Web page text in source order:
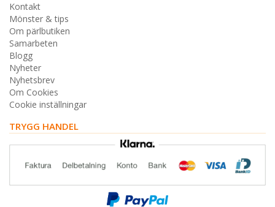
Kontakt
Mönster & tips
Om pärlbutiken
Samarbeten
Blogg
Nyheter
Nyhetsbrev
Om Cookies
Cookie inställningar
TRYGG HANDEL